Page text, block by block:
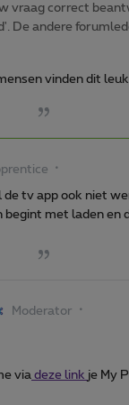
vraag correct
De andere
vinden dit leuk
de tv app ook niet
begint met laden en
Moderator
via deze link je My